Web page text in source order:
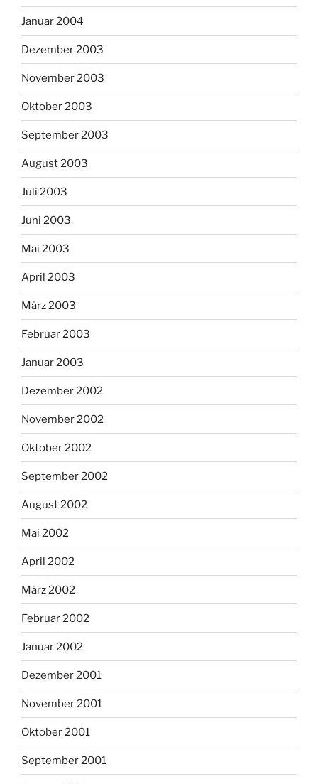
Januar 2004
Dezember 2003
November 2003
Oktober 2003
September 2003
August 2003
Juli 2003
Juni 2003
Mai 2003
April 2003
März 2003
Februar 2003
Januar 2003
Dezember 2002
November 2002
Oktober 2002
September 2002
August 2002
Mai 2002
April 2002
März 2002
Februar 2002
Januar 2002
Dezember 2001
November 2001
Oktober 2001
September 2001